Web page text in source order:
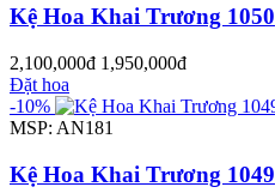
Kệ Hoa Khai Trương 1050
2,100,000đ 1,950,000đ
Đặt hoa
-10%
MSP: AN181
Kệ Hoa Khai Trương 1049